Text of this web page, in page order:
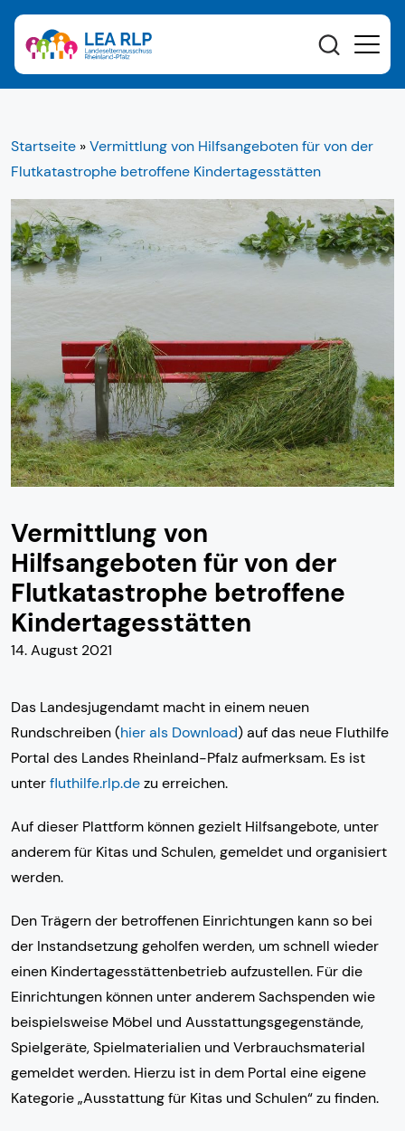
Startseite »Vermittlung von Hilfsangeboten für von der
Flutkatastrophe betroffene Kindertagesstätten
Vermittlung von
Hilfsangeboten für von der
Flutkatastrophe betroffene
Kindertagesstätten
14. August 2021
Das Landesjugendamt macht in einem neuen
Rundschreiben (hier als Download) auf das neue Fluthilfe
Portal des Landes Rheinland-Pfalz aufmerksam. Es ist
unterfluthilfe.rlp.dezu erreichen.
Auf dieser Plattform können gezielt Hilfsangebote, unter
anderem für Kitas und Schulen, gemeldet und organisiert
werden.
Den Trägern der betroffenen Einrichtungen kann so bei
der Instandsetzung geholfen werden, um schnell wieder
einen Kindertagesstättenbetrieb aufzustellen. Für die
Einrichtungen können unter anderem Sachspenden wie
beispielsweise Möbel und Ausstattungsgegenstände,
Spielgeräte, Spielmaterialien und Verbrauchsmaterial
gemeldet werden. Hierzu ist in dem Portal eine eigene
Kategorie „Ausstattung für Kitas und Schulen“ zu finden.